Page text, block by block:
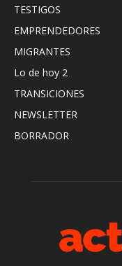
TESTIGOS
EMPRENDEDORES
MIGRANTES
Lo de hoy 2
TRANSICIONES
NEWSLETTER
BORRADOR